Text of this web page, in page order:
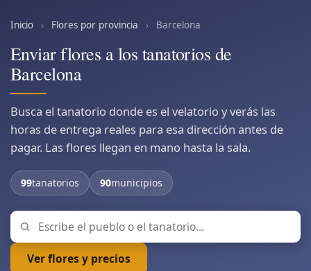
Inicio › Flores por provincia › Barcelona
Enviar flores a los tanatorios de
Barcelona
Busca el tanatorio donde es el velatorio y verás las
horas de entrega reales para esa dirección antes de
pagar. Las flores llegan en mano hasta la sala.
99tanatorios 90municipios
Ver flores y precios